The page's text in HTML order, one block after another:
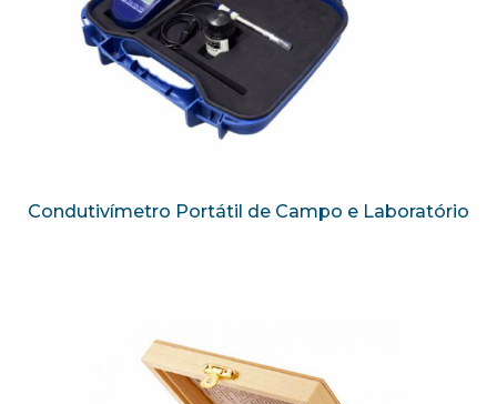
Condutivímetro Portátil de Campo e Laboratório